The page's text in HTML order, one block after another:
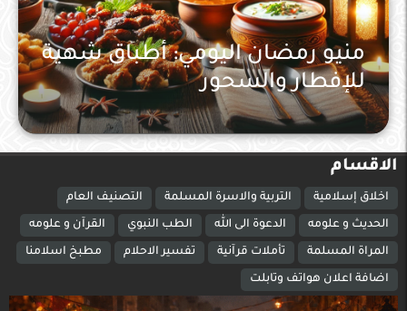
مطبخ اسلامنا
منيو رمضان اليومي: أطباق شهية
للإفطار والسحور
الاقسام
اخلاق إسلامية التربية والاسرة المسلمة التصنيف العام
الحديث و علومه الدعوة الى الله الطب النبوي القرآن و علومه
المراة المسلمة تأملات قرآنية تفسير الاحلام مطبخ اسلامنا
اضافة اعلان هواتف وتابلت